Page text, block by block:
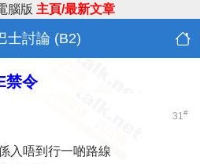
腦版 主頁/最新文章
士討論 (B2)
禁令
31#
入唔到行一啲路線